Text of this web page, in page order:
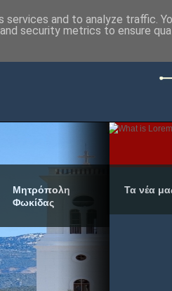
Μητρόπολη
Φωκίδας
Τα νέα
and to analyze traffic.
security metrics to ensure